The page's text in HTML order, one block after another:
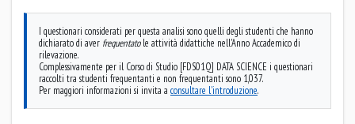
I questionari considerati per questa analisi sono quelli degli studenti che hanno
dichiarato di aver frequentatole attività didattiche nell'Anno Accademico di
rilevazione.
Complessivamente per il Corso di Studio [FDS01Q] DATA SCIENCE i questionari
raccolti tra studenti frequentanti e non frequentanti sono 1,037.
Per maggiori informazioni si invita a consultare l'introduzione.